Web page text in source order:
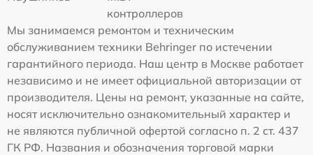
контроллеров
Мы занимаемся ремонтом и техническим
обслуживанием техники Behringer по истечении
гарантийного периода. Наш центр в Москве работает
независимо и не имеет официальной авторизации от
производителя. Цены на ремонт, указанные на сайте,
носят исключительно ознакомительный характер и
не являются публичной офертой согласно п. 2 ст. 437
ГК РФ. Названия и обозначения торговой марки